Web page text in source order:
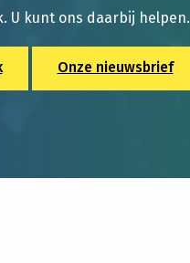
U kunt ons daarbij helpen.
Onze nieuwsbrief